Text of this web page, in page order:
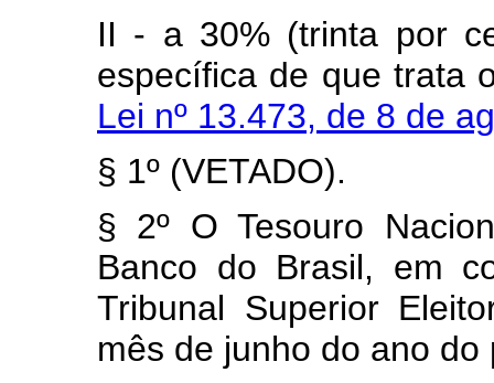
II - a 30% (trinta por
específica de que trata
Lei nº 13.473, de 8 de
§ 1º (VETADO).
§ 2º O Tesouro
Banco do Brasil, em
Tribunal Superior
mês de junho do ano do